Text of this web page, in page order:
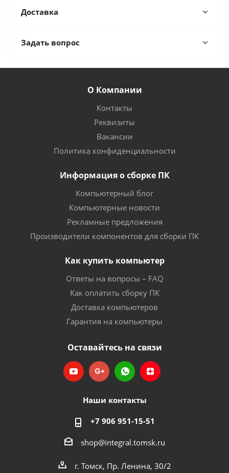
Доставка
Задать вопрос
О Компании
Контакты
Реквизиты
Вакансии
Политика конфиденциальности
Информация о сборке ПК
Компьютерный блог
Компьютерные новости
Рекламные предложения
Производители компонентов для сборки ПК
Как купить компьютер
Ответы на вопросы – FAQ
Как оплатить сборку ПК
Доставка компьютеров
Гарантия на компьютеры
Оставайтесь на связи
Наши контакты
+7 906 951-15-51
shop@integral.tomsk.ru
г. Томск, Пр. Ленина, 30/2